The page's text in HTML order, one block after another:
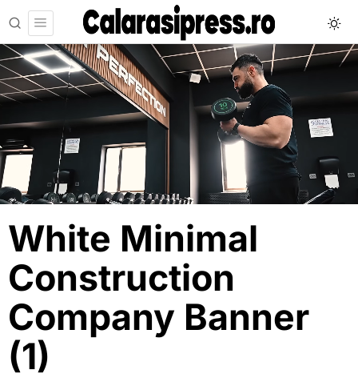
White Minimal
Construction
Company Banner
(1)